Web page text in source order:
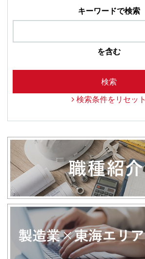
キーワードで検索
を含む
検索
検索条件をリセット